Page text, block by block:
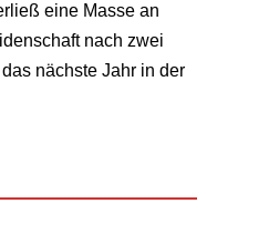
eine Masse an
nach zwei
nächste Jahr in der